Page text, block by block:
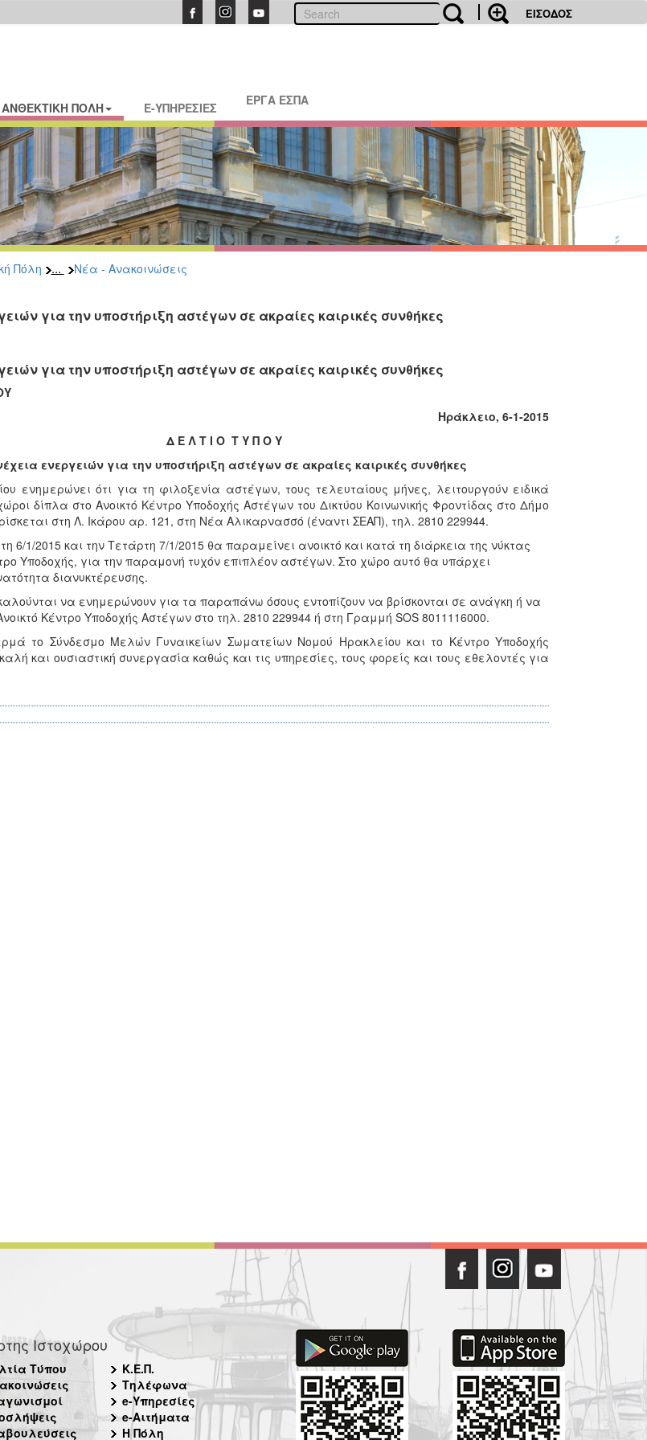
ΕΙΣΟΔΟΣ
ΑΝΘΕΚΤΙΚΗ ΠΟΛΗ E-ΥΠΗΡΕΣΙΕΣ ΕΡΓΑ ΕΣΠΑ
Πόλη ... Νέα - Ανακοινώσεις
για την υποστήριξη αστέγων σε ακραίες καιρικές συνθήκες
για την υποστήριξη αστέγων σε ακραίες καιρικές συνθήκες
Ηράκλειο, 6-1-2015
Δ Ε Λ Τ Ι Ο Τ Υ Π Ο Υ
ενεργειών για την υποστήριξη αστέγων σε ακραίες καιρικές συνθήκες
ενημερώνει ότι για τη φιλοξενία αστέγων, τους τελευταίους μήνες, λειτουργούν ειδικά
δίπλα στο Ανοικτό Κέντρο Υποδοχής Αστέγων του Δικτύου Κοινωνικής Φροντίδας στο Δήμο
στη Λ. Ικάρου αρ. 121, στη Νέα Αλικαρνασσό (έναντι ΣΕΑΠ), τηλ. 2810 229944.
6/1/2015 και την Τετάρτη 7/1/2015 θα παραμείνει ανοικτό και κατά τη διάρκεια της νύκτας
Υποδοχής, για την παραμονή τυχόν επιπλέον αστέγων. Στο χώρο αυτό θα υπάρχει
διανυκτέρευσης.
να ενημερώνουν για τα παραπάνω όσους εντοπίζουν να βρίσκονται σε ανάγκη ή να
Κέντρο Υποδοχής Αστέγων στο τηλ. 2810 229944 ή στη Γραμμή SOS 8011116000.
το Σύνδεσμο Μελών Γυναικείων Σωματείων Νομού Ηρακλείου και το Κέντρο Υποδοχής
και ουσιαστική συνεργασία καθώς και τις υπηρεσίες, τους φορείς και τους εθελοντές για
Ιστοχώρου
Τύπου
Κ.Ε.Π.
Τηλέφωνα
e-Υπηρεσίες
e-Αιτήματα
Η Πόλη